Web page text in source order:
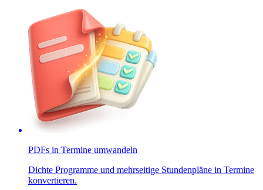
PDFs in Termine umwandeln
Dichte Programme und mehrseitige Stundenpläne in Termine
konvertieren.